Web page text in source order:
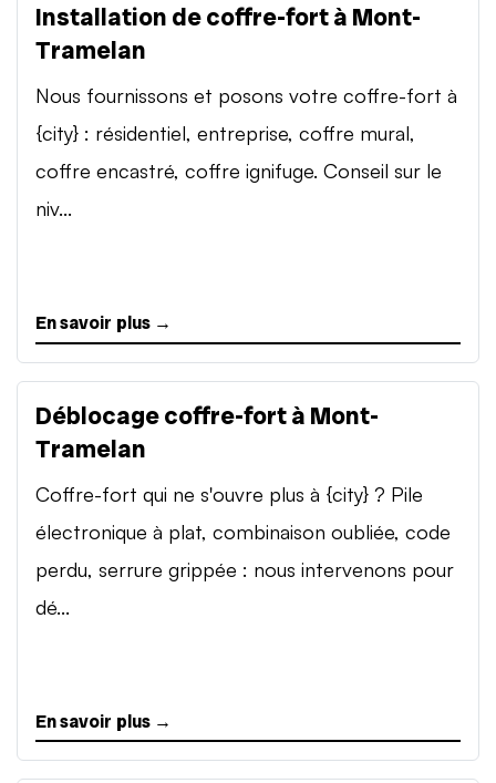
Installation de coffre-fort à Mont-
Tramelan
Nous fournissons et posons votre coffre-fort à
{city} : résidentiel, entreprise, coffre mural,
coffre encastré, coffre ignifuge. Conseil sur le
niv...
En savoir plus →
Déblocage coffre-fort à Mont-
Tramelan
Coffre-fort qui ne s'ouvre plus à {city} ? Pile
électronique à plat, combinaison oubliée, code
perdu, serrure grippée : nous intervenons pour
dé...
En savoir plus →